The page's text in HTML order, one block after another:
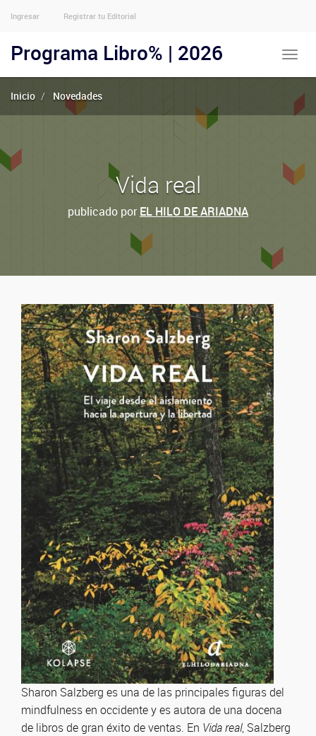
Menu
Usuarios
Anónimos
Ingresar Registrar tu Editorial
Toggle
Programa Libro% | 2026
Inicio Novedades
Vida real
publicado porEL HILO DE ARIADNA
Sharon Salzberg es una de las principales figuras del
mindfulness en occidente y es autora de una docena
de libros de gran éxito de ventas. En Vida real, Salzberg